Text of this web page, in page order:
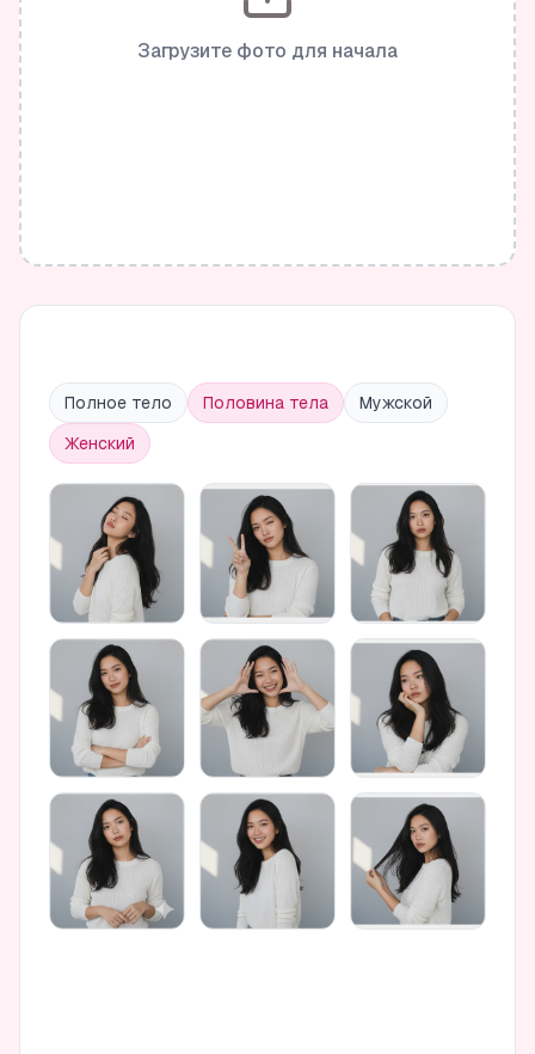
Загрузите фото для начала
Полное тело Половина тела
Мужской
Женский